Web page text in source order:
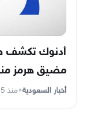
أدنوك تكشف
مضيق هرمز منذ
أخبار السعودية•منذ 15 دقيقة